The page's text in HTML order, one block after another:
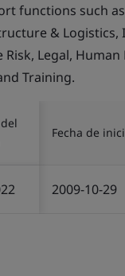
functions such
&
Legal, Human
Training.
Fecha de
2009-10-29